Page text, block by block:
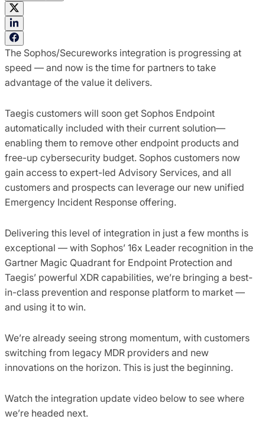
The Sophos/Secureworks integration is progressing at
speed — and now is the time for partners to take
advantage of the value it delivers.
Taegis customers will soon get Sophos Endpoint
automatically included with their current solution—
enabling them to remove other endpoint products and
free-up cybersecurity budget. Sophos customers now
gain access to expert-led Advisory Services, and all
customers and prospects can leverage our new unified
Emergency Incident Response offering.
Delivering this level of integration in just a few months is
exceptional — with Sophos’ 16x Leader recognition in the
Gartner Magic Quadrant for Endpoint Protection and
Taegis’ powerful XDR capabilities, we’re bringing a best-
in-class prevention and response platform to market —
and using it to win.
We’re already seeing strong momentum, with customers
switching from legacy MDR providers and new
innovations on the horizon. This is just the beginning.
Watch the integration update video below to see where
we’re headed next.